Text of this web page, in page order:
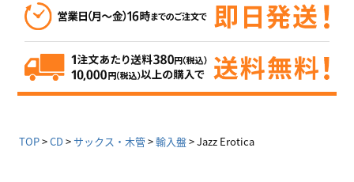
TOP CD サックス・木管 輸入盤 Jazz Erotica